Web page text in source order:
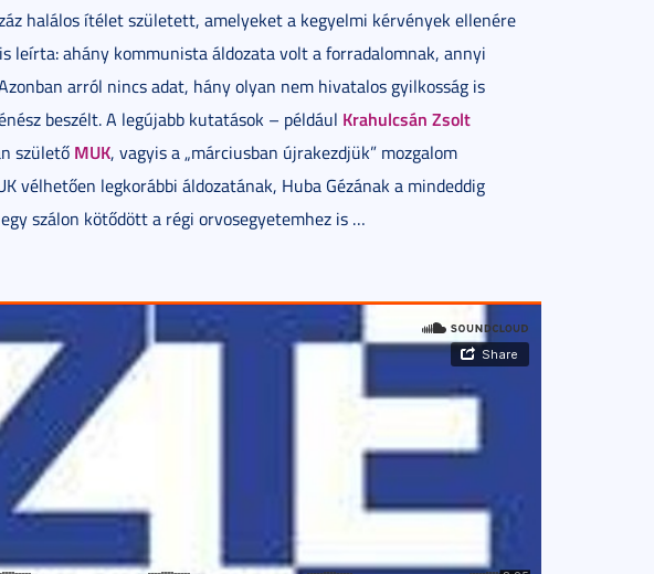
halálos ítélet született, amelyeket a kegyelmi kérvények ellenére
leírta: ahány kommunista áldozata volt a forradalomnak, annyi
arról nincs adat, hány olyan nem hivatalos gyilkosság is
beszélt. A legújabb kutatások – például Krahulcsán Zsolt
születő MUK, vagyis a „márciusban újrakezdjük” mozgalom
vélhetően legkorábbi áldozatának, Huba Gézának a mindeddig
szálon kötődött a régi orvosegyetemhez is …